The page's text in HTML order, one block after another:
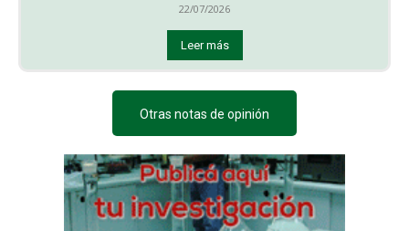
22/07/2026
Leer más
Otras notas de opinión